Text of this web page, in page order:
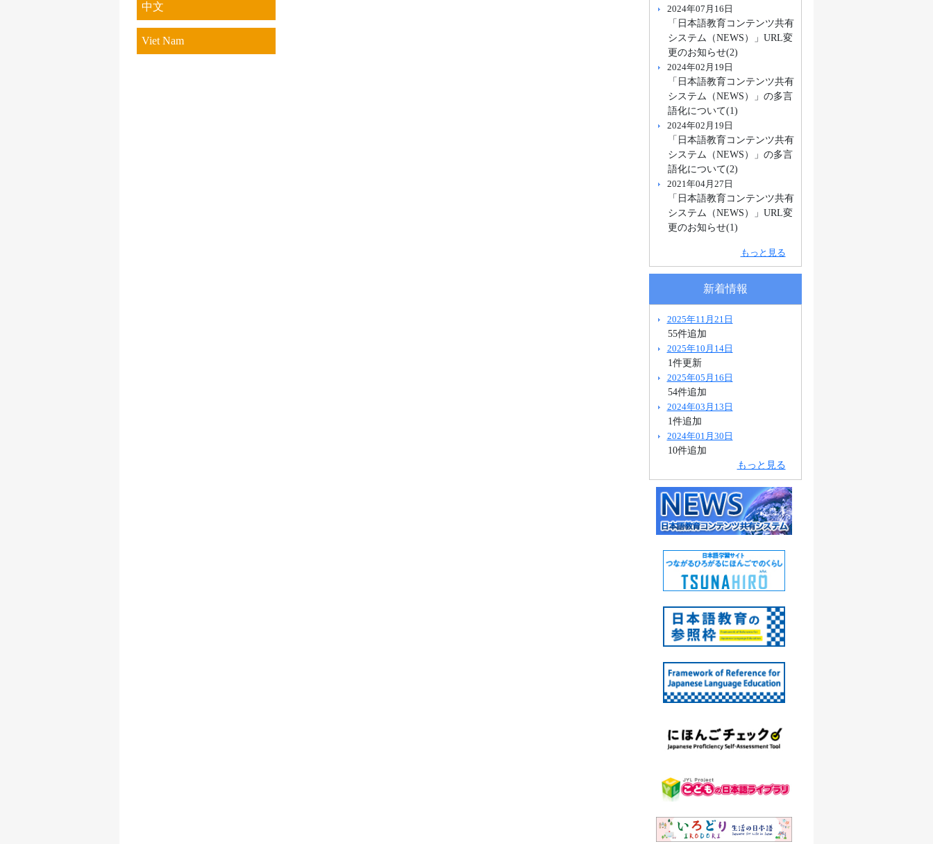
中文
Viet Nam
2024年07月16日
「日本語教育コンテンツ共有
システム（NEWS）」URL変
更のお知らせ(2)
2024年02月19日
「日本語教育コンテンツ共有
システム（NEWS）」の多言
語化について(1)
2024年02月19日
「日本語教育コンテンツ共有
システム（NEWS）」の多言
語化について(2)
2021年04月27日
「日本語教育コンテンツ共有
システム（NEWS）」URL変
更のお知らせ(1)
もっと見る
新着情報
2025年11月21日
55件追加
2025年10月14日
1件更新
2025年05月16日
54件追加
2024年03月13日
1件追加
2024年01月30日
10件追加
もっと見る